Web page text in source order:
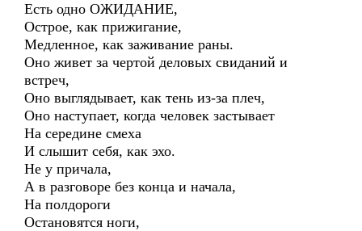
Есть одно ОЖИДАНИЕ,
Острое, как прижигание,
Медленное, как заживание раны.
Оно живет за чертой деловых свиданий и
встреч,
Оно выглядывает, как тень из-за плеч,
Оно наступает, когда человек застывает
На середине смеха
И слышит себя, как эхо.
Не у причала,
А в разговоре без конца и начала,
На полдороги
Остановятся ноги,